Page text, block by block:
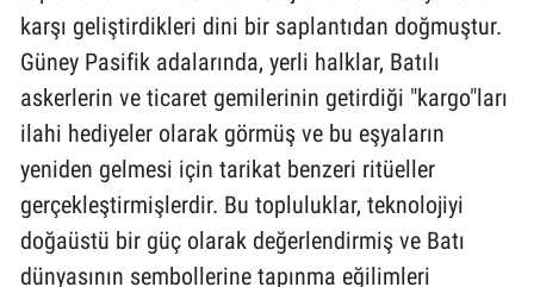
karşı geliştirdikleri dini bir saplantıdan doğmuştur.
Güney Pasifik adalarında, yerli halklar, Batılı
askerlerin ve ticaret gemilerinin getirdiği "kargo"ları
ilahi hediyeler olarak görmüş ve bu eşyaların
yeniden gelmesi için tarikat benzeri ritüeller
gerçekleştirmişlerdir. Bu topluluklar, teknolojiyi
doğaüstü bir güç olarak değerlendirmiş ve Batı
dünyasının sembollerine tapınma eğilimleri